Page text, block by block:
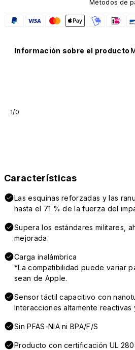
Métodos de
Información sobre el producto
1/0
Características
Las esquinas reforzadas y las
hasta el 71 % de la fuerza del
Supera los estándares militares,
mejorada.
Carga inalámbrica
*La compatibilidad puede variar
sean de Apple.
Sensor táctil capacitivo con
Interacciones altamente reactivas
Sin PFAS-NIA ni BPA/F/S
Producto con certificación UL